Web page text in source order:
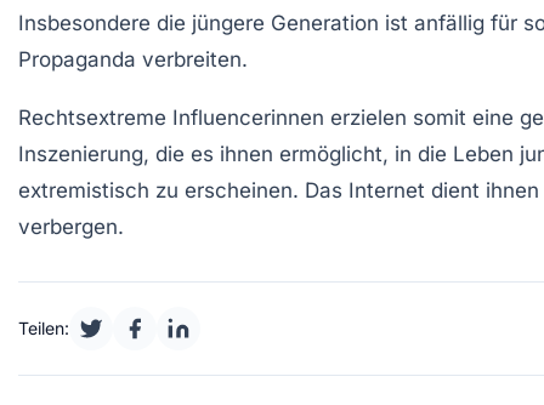
Insbesondere die jüngere Generation ist anfällig für
Propaganda verbreiten.
Rechtsextreme Influencerinnen erzielen somit eine
Inszenierung, die es ihnen ermöglicht, in die Leben
extremistisch zu erscheinen. Das Internet dient
verbergen.
Teilen: